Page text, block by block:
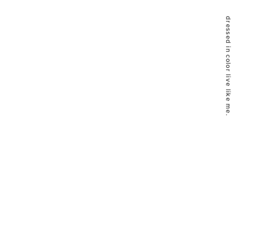
dressed in color live like me.